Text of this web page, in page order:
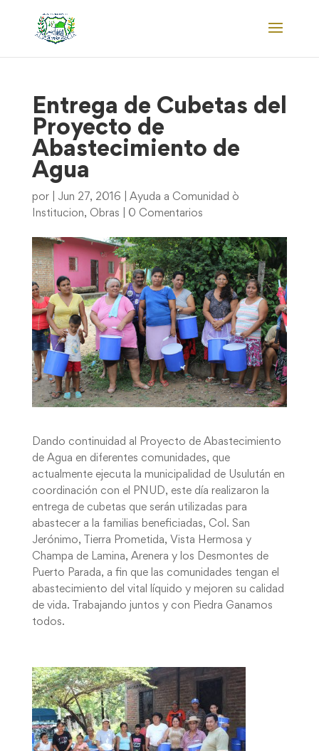
Entrega de Cubetas del
Proyecto de
Abastecimiento de
Agua
por Jun 27, 2016
Ayuda a Comunidad ò
Institucion, Obras 0 Comentarios
Dando continuidad al Proyecto de Abastecimiento
de Agua en diferentes comunidades, que
actualmente ejecuta la municipalidad de Usulután en
coordinación con el PNUD, este día realizaron la
entrega de cubetas que serán utilizadas para
abastecer a la familias beneficiadas, Col. San
Jerónimo, Tierra Prometida, Vista Hermosa y
Champa de Lamina, Arenera y los Desmontes de
Puerto Parada, a fin que las comunidades tengan el
abastecimiento del vital líquido y mejoren su calidad
de vida. Trabajando juntos y con Piedra Ganamos
todos.